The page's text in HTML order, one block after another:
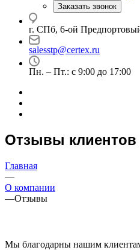
Заказать звонок
г. СПб, 6-ой
salesstp@certex.ru
Пн. – Пт.: с 9:00 до 17:00
Отзывы клиентов
Главная
—
О компании
—Отзывы
Мы благодарны нашим клиентам